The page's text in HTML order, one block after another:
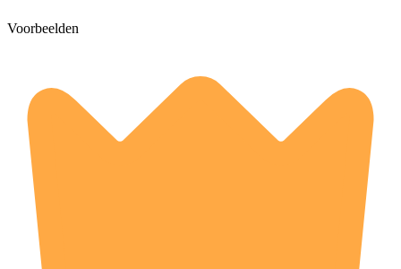
Voorbeelden